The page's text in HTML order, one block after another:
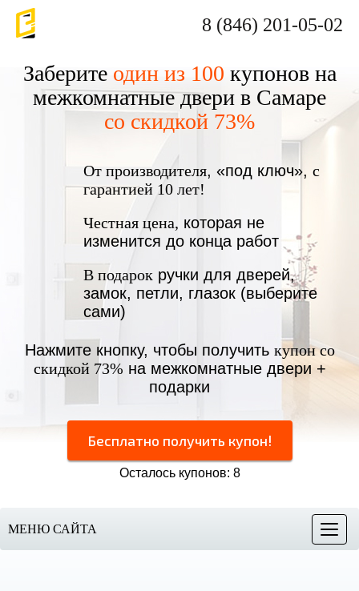
8 (846) 201-05-02
Заберите один из 100 купонов на
межкомнатные двери в Самаре
со скидкой 73%
От производителя, «под ключ», с
гарантией 10 лет!
Честная цена, которая не
изменится до конца работ
В подарок ручки для дверей,
замок, петли, глазок (выберите
сами)
Нажмите кнопку, чтобы получить купон со
скидкой 73% на межкомнатные двери +
подарки
Бесплатно получить купон!
Осталось купонов: 8
Меню
МЕНЮ САЙТА